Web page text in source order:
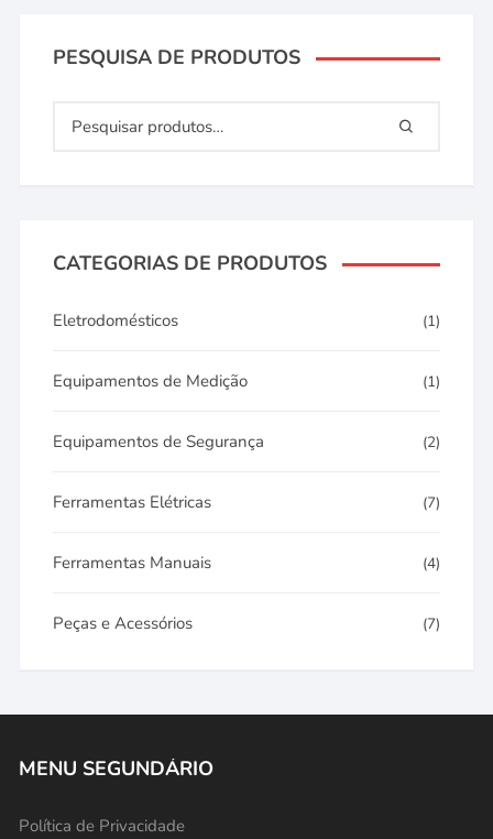
PESQUISA DE PRODUTOS
CATEGORIAS DE PRODUTOS
Eletrodomésticos (1)
Equipamentos de Medição (1)
Equipamentos de Segurança (2)
Ferramentas Elétricas (7)
Ferramentas Manuais (4)
Peças e Acessórios (7)
MENU SEGUNDÁRIO
Política de Privacidade